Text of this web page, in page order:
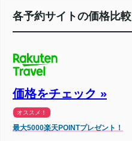
各予約サイトの価格比較
価格をチェック »
オススメ！
最大5000楽天POINTプレゼント！